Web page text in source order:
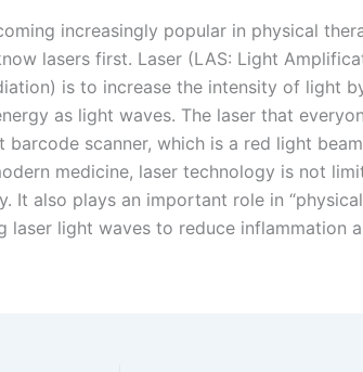
increasingly popular in physical
lasers first. Laser (LAS: Light
is to increase the intensity of light
as light waves. The laser that
scanner, which is a red light
medicine, laser technology is not
It also plays an important role in
laser light waves to reduce inflammation